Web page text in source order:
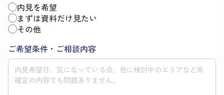
内見を希望
まずは資料だけ見たい
その他
ご希望条件・ご相談内容